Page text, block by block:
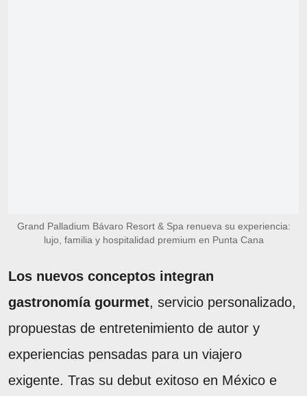
Grand Palladium Bávaro Resort & Spa renueva su experiencia:
lujo, familia y hospitalidad premium en Punta Cana
Los nuevos conceptos integran
gastronomía gourmet, servicio personalizado,
propuestas de entretenimiento de autor y
experiencias pensadas para un viajero
exigente. Tras su debut exitoso en México e